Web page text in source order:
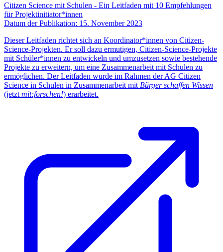
Citizen Science mit Schulen - Ein Leitfaden mit 10 Empfehlungen
für Projektinitiator*innen
Datum der Publikation: 15. November 2023
Dieser Leitfaden richtet sich an Koordinator*innen von Citizen-
Science-Projekten. Er soll dazu ermutigen, Citizen-Science-Projekte
mit Schüler*innen zu entwickeln und umzusetzen sowie bestehende
Projekte zu erweitern, um eine Zusammenarbeit mit Schulen zu
ermöglichen. Der Leitfaden wurde im Rahmen der AG Citizen
Science in Schulen in Zusammenarbeit mit Bürger schaffen Wissen
(jetzt mit:forschen!) erarbeitet.